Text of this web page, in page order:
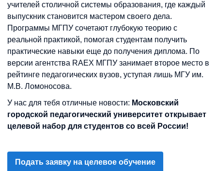
учителей столичной системы образования, где каждый
выпускник становится мастером своего дела.
Программы МГПУ сочетают глубокую теорию с
реальной практикой, помогая студентам получить
практические навыки еще до получения диплома. По
версии агентства RAEX МГПУ занимает второе место в
рейтинге педагогических вузов, уступая лишь МГУ им.
М.В. Ломоносова.
У нас для тебя отличные новости: Московский
городской педагогический университет открывает
целевой набор для студентов со всей России!
Подать заявку на целевое обучение